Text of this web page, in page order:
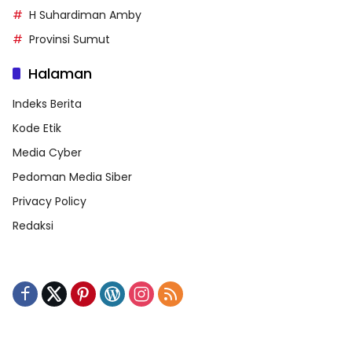
H Suhardiman Amby
Provinsi Sumut
Halaman
Indeks Berita
Kode Etik
Media Cyber
Pedoman Media Siber
Privacy Policy
Redaksi